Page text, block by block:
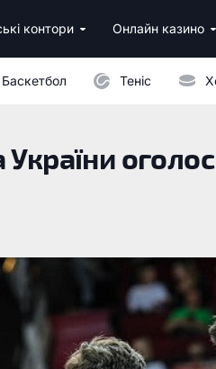
контори Онлайн казино
Баскетбол Теніс
України